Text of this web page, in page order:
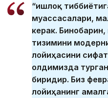
“Қишлоқ
муассасалари,
керак.
тизимини
лойиҳасини
олдимизда
биридир. Биз
лойиҳанинг